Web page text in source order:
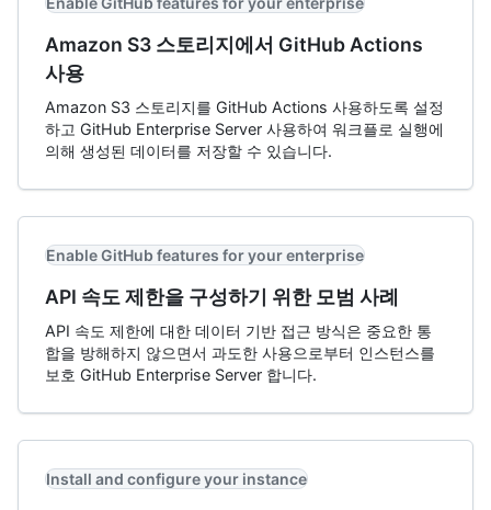
Amazon S3 스토리지에서 GitHub Actions
사용
Amazon S3 스토리지를 GitHub Actions 사용하도록 설정
하고 GitHub Enterprise Server 사용하여 워크플로 실행에
의해 생성된 데이터를 저장할 수 있습니다.
Enable GitHub features for your enterprise
API 속도 제한을 구성하기 위한 모범 사례
API 속도 제한에 대한 데이터 기반 접근 방식은 중요한 통
합을 방해하지 않으면서 과도한 사용으로부터 인스턴스를
보호 GitHub Enterprise Server 합니다.
Install and configure your instance